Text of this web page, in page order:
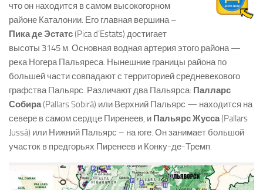
что он находится в самом высокогорном
районе Каталонии. Его главная вершина –
Пика де Эстатс(Pica d’Estats) достигает
высоты 3145 м. Основная водная артерия этого района —
река Ногера Пальяреса. Нынешние границы района по
большей части совпадают с территорией средневекового
графства Пальярс. Различают два Пальярса: Палларс
Собира(Pallars Sobirá) или Верхний Пальярс — находится на
севере в самом сердце Пиренеев, и Пальярс Жусса(Pallars
Jussá) или Нижний Пальярс – на юге. Он занимает большой
участок в предгорьях Пиренеев и Конку-де-Тремп.